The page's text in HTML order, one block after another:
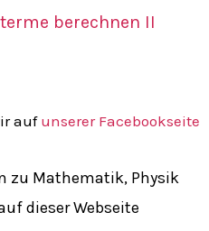
berechnen II
auf unserer Facebookseite
zu Mathematik, Physik
dieser Webseite